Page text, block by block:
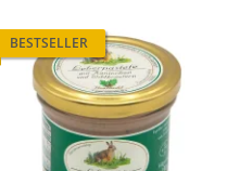
BESTSELLER